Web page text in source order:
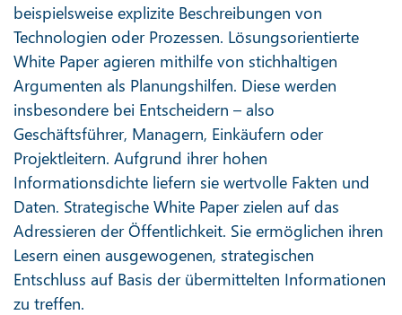
beispielsweise explizite Beschreibungen von
Technologien oder Prozessen. Lösungsorientierte
White Paper agieren mithilfe von stichhaltigen
Argumenten als Planungshilfen. Diese werden
insbesondere bei Entscheidern – also
Geschäftsführer, Managern, Einkäufern oder
Projektleitern. Aufgrund ihrer hohen
Informationsdichte liefern sie wertvolle Fakten und
Daten. Strategische White Paper zielen auf das
Adressieren der Öffentlichkeit. Sie ermöglichen ihren
Lesern einen ausgewogenen, strategischen
Entschluss auf Basis der übermittelten Informationen
zu treffen.